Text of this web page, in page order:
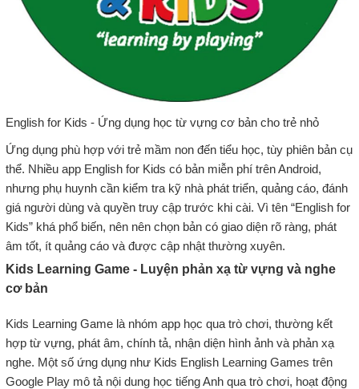
English for Kids - Ứng dụng học từ vựng cơ bản cho trẻ nhỏ
Ứng dụng phù hợp với trẻ mầm non đến tiểu học, tùy phiên bản cụ
thể. Nhiều app English for Kids có bản miễn phí trên Android,
nhưng phụ huynh cần kiểm tra kỹ nhà phát triển, quảng cáo, đánh
giá người dùng và quyền truy cập trước khi cài. Vì tên “English for
Kids” khá phổ biến, nên nên chọn bản có giao diện rõ ràng, phát
âm tốt, ít quảng cáo và được cập nhật thường xuyên.
Kids Learning Game - Luyện phản xạ từ vựng và nghe
cơ bản
Kids Learning Game là nhóm app học qua trò chơi, thường kết
hợp từ vựng, phát âm, chính tả, nhận diện hình ảnh và phản xạ
nghe. Một số ứng dụng như Kids English Learning Games trên
Google Play mô tả nội dung học tiếng Anh qua trò chơi, hoạt động